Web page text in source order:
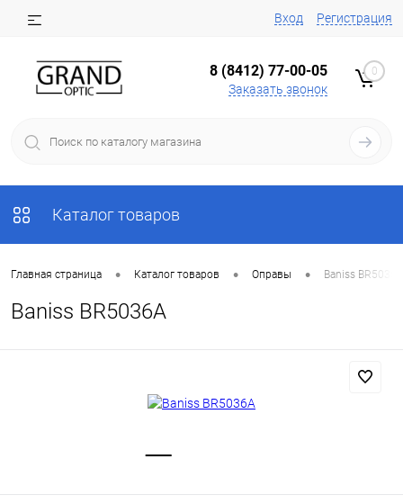
Вход Регистрация
8 (8412) 77-00-05
Заказать звонок
0
Каталог товаров
Главная страница • Каталог товаров • Оправы • Baniss BR5036A
Baniss BR5036A